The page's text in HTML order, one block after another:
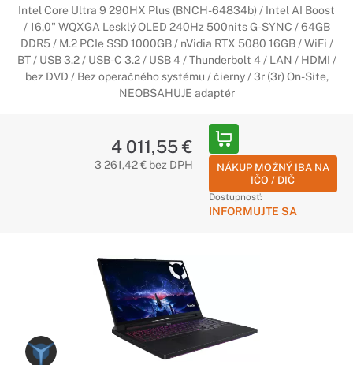
Intel Core Ultra 9 290HX Plus (BNCH-64834b) / Intel AI Boost
/ 16,0" WQXGA Lesklý OLED 240Hz 500nits G-SYNC / 64GB
DDR5 / M.2 PCIe SSD 1000GB / nVidia RTX 5080 16GB / WiFi /
BT / USB 3.2 / USB-C 3.2 / USB 4 / Thunderbolt 4 / LAN / HDMI /
bez DVD / Bez operačného systému / čierny / 3r (3r) On-Site,
NEOBSAHUJE adaptér
4 011,55 €
3 261,42 € bez DPH
NÁKUP MOŽNÝ IBA NA
IČO / DIČ
Dostupnosť:
INFORMUJTE SA